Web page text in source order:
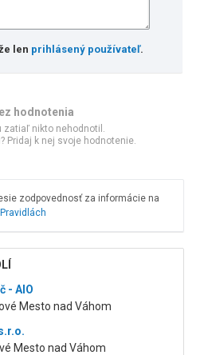
len prihlásený používateľ.
hodnotenia
zatiaľ nikto nehodnotil.
Pridaj k nej svoje hodnotenie.
zodpovednosť za informácie na
- AIO
Mesto nad Váhom
Mesto nad Váhom